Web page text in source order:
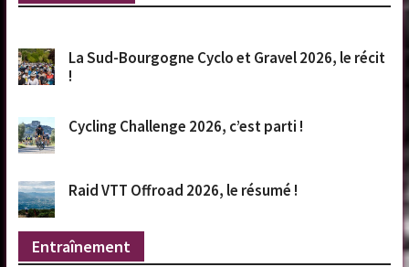
La Sud-Bourgogne Cyclo et Gravel 2026, le récit
!
Cycling Challenge 2026, c’est parti !
Raid VTT Offroad 2026, le résumé !
Entraînement